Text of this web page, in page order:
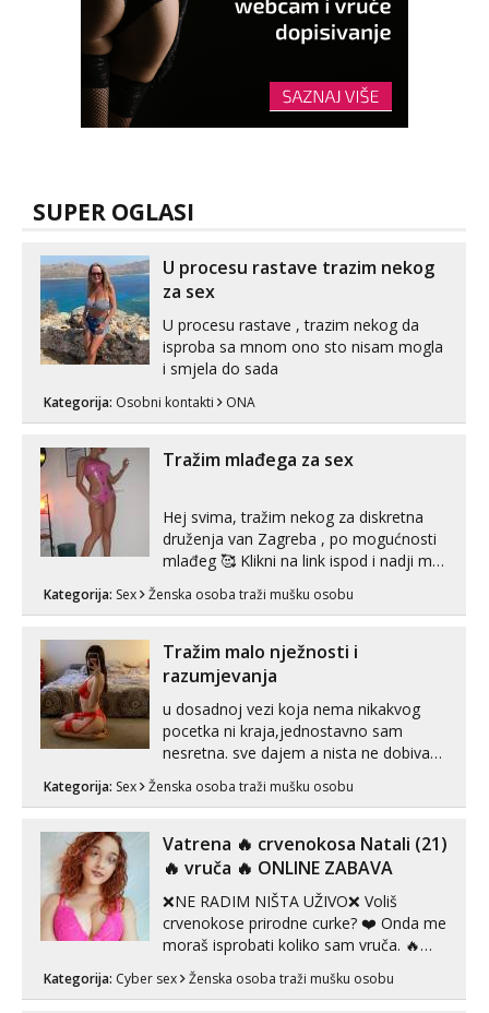
SUPER OGLASI
U procesu rastave trazim nekog
za sex
U procesu rastave , trazim nekog da
isproba sa mnom ono sto nisam mogla
i smjela do sada
Kategorija: Osobni kontakti ONA
Tražim mlađega za sex
Hej svima, tražim nekog za diskretna
druženja van Zagreba , po mogućnosti
mlađeg 🥰 Klikni na link ispod i nadji me
Kategorija: Sex Ženska osoba traži mušku osobu
Tražim malo nježnosti i
razumjevanja
u dosadnoj vezi koja nema nikakvog
pocetka ni kraja,jednostavno sam
nesretna. sve dajem a nista ne dobivam
zadovoljiti moje potrebe,ne trazim puno
volim njezan seks i njezne poljupce po
tijelu koji me jako pale,obozavam kad
Kategorija: Sex Ženska osoba traži mušku osobu
Vatrena ‎️‍🔥 crvenokosa Natali (21)
‎️‍🔥 vruča‎ ️‍🔥 ONLINE ZABAVA
❌NE RADIM NIŠTA UŽIVO❌ Voliš
crvenokose prirodne curke? ❤️ Onda me
moraš isprobati koliko sam vruča.‎ ️‍🔥
MLADA vražica koja ima 100%
prorodne grudi, 💦 Misli su mi uvijek
Kategorija: Cyber sex Ženska osoba traži mušku osobu